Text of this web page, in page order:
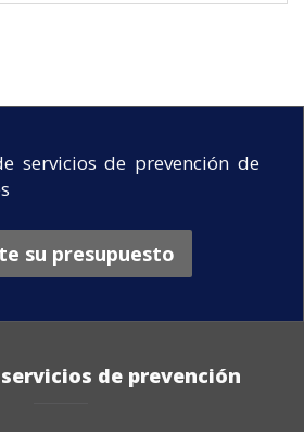
servicios de prevención de
su presupuesto
de prevención